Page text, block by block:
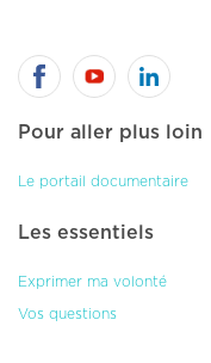
Pour aller plus loin
Le portail documentaire
Les essentiels
Exprimer ma volonté
Vos questions